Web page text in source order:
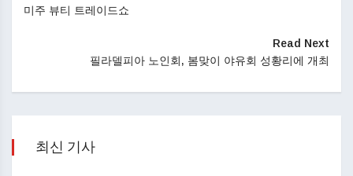
미주 뷰티 트레이드쇼
Read Next
필라델피아 노인회, 봄맞이 야유회 성황리에 개최
최신 기사